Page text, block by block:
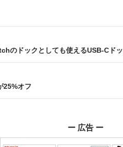
のドックとしても使えるUSB-Cド
25%オフ
ー 広告 ー